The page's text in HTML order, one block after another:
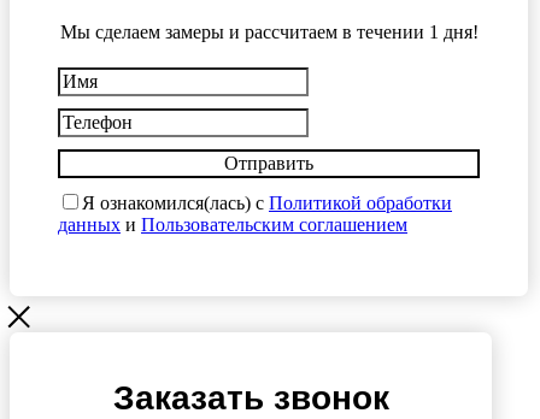
Мы сделаем замеры и рассчитаем в течении 1 дня!
Отправить
Я ознакомился(лась) с Политикой обработки
данных и Пользовательским соглашением
Заказать звонок